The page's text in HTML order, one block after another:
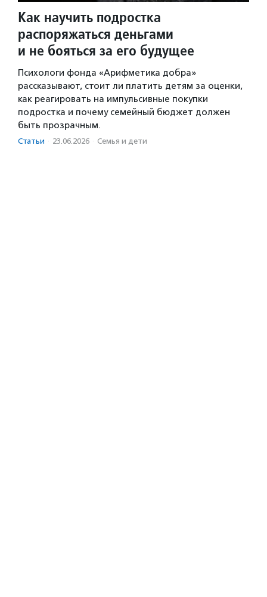
Как научить подростка
распоряжаться деньгами
и не бояться за его будущее
Психологи фонда «Арифметика добра»
рассказывают, стоит ли платить детям за оценки,
как реагировать на импульсивные покупки
подростка и почему семейный бюджет должен
быть прозрачным.
Статьи · 23.06.2026 · Семья и дети